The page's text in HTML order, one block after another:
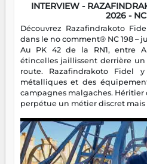
INTERVIEW -
2026 -
Découvrez Razafindrakoto
dans le no comment® NC 198 –
Au PK 42 de la RN1, entre
étincelles jaillissent derrière
route. Razafindrakoto Fidel
métalliques et des
campagnes malgaches.
perpétue un métier discret mais